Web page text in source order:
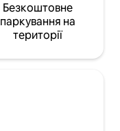
Безкоштовне
паркування на
території